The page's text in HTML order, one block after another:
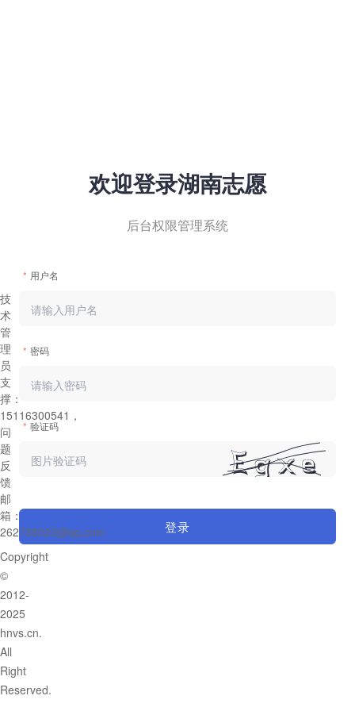
技
术
管
理
员
支
撑：
15116300541，
问
题
反
馈
邮
箱：
262738023@qq.com
Copyright
©
2012-
2025
hnvs.cn.
All
Right
Reserved.
欢迎登录湖南志愿
后台权限管理系统
用户名
密码
验证码
登录